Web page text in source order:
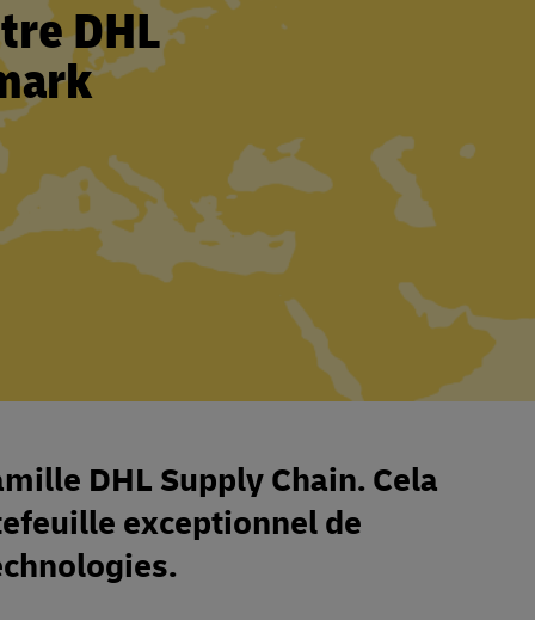
DHL
DHL Supply Chain. Cela
exceptionnel de